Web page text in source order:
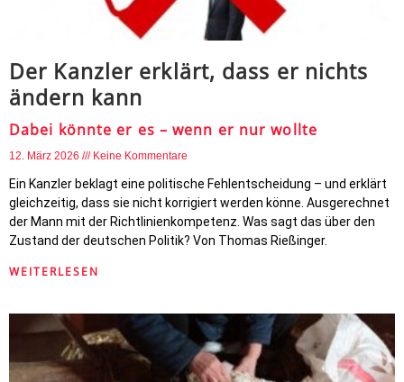
Der Kanzler erklärt, dass er nichts
ändern kann
Dabei könnte er es – wenn er nur wollte
12. März 2026 Keine Kommentare
Ein Kanzler beklagt eine politische Fehlentscheidung – und erklärt
gleichzeitig, dass sie nicht korrigiert werden könne. Ausgerechnet
der Mann mit der Richtlinienkompetenz. Was sagt das über den
Zustand der deutschen Politik? Von Thomas Rießinger.
WEITERLESEN